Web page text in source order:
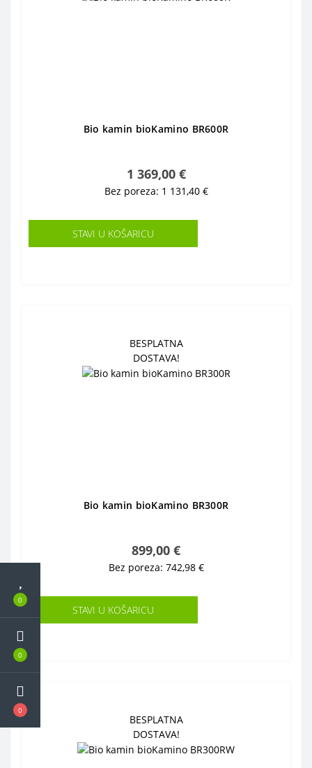
0
0
0
Bio kamin bioKamino BR600R
1 369,00 €
Bez poreza: 1 131,40 €
STAVI U KOŠARICU
BESPLATNA
DOSTAVA!
Bio kamin bioKamino BR300R
899,00 €
Bez poreza: 742,98 €
STAVI U KOŠARICU
BESPLATNA
DOSTAVA!